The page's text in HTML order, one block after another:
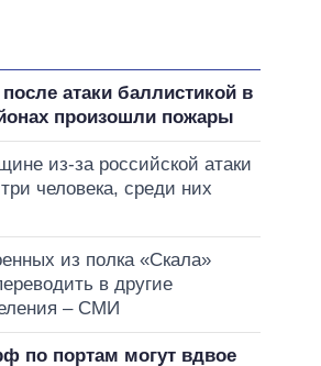
атаки баллистикой в
произошли пожары
из-за российской атаки
человека, среди них
из полка «Скала»
в другие
– СМИ
по портам могут вдвое